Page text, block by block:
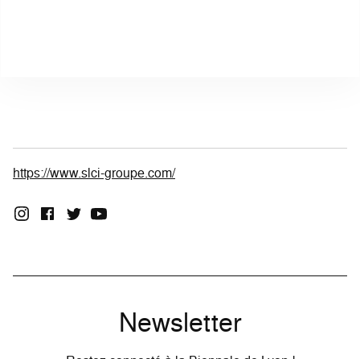
https://www.slci-groupe.com/
Newsletter